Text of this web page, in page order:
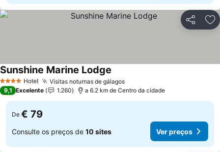
Partilhar
4 EstrelasHotel Visitas noturnas de gálagosVer preços
Sunshine Marine Lodge
9,1 Excelente 1.260 a 6.2 km de Centro da cidade
De € 79
Consulte os preços de 10 sites Ver preços